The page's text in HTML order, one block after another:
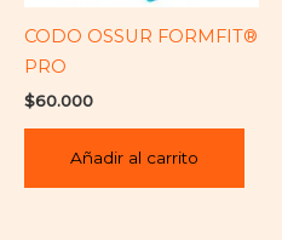
CODO OSSUR FORMFIT®
PRO
$60.000
Añadir al carrito